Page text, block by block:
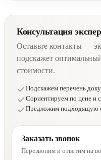
Консультация
Оставьте контакты —
подскажет
стоимости.
Подскажем перечень
Сориентируем по цене и
Предложим подходящую
Заказать звонок
Перезвоним и ответим на